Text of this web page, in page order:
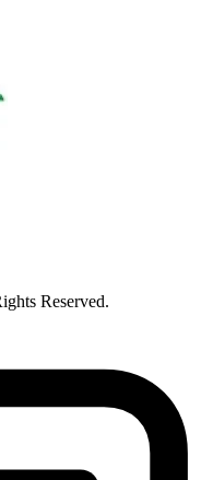
Reserved.